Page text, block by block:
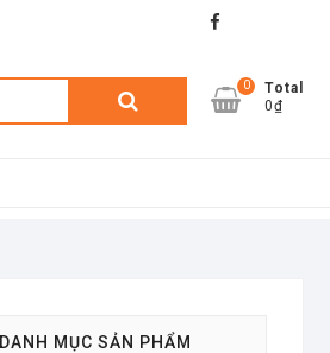
facebook
0
Total
0₫
DANH MỤC SẢN PHẨM